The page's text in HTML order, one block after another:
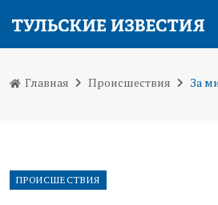
Главная Происшествия
ПРОИСШЕСТВИЯ